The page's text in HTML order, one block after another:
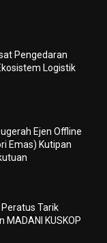
Pengedaran
Logistik
Ejen Offline
Emas) Kutipan
Tarik
MADANI KUSKOP